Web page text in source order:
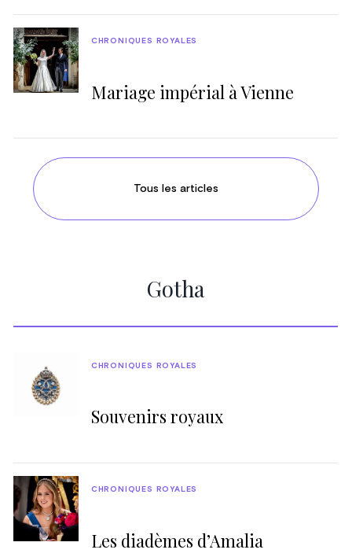
Mariage impérial à Vienne
CHRONIQUES ROYALES
Tous les articles
Gotha
Souvenirs royaux
CHRONIQUES ROYALES
Les diadèmes d’Amalia
CHRONIQUES ROYALES